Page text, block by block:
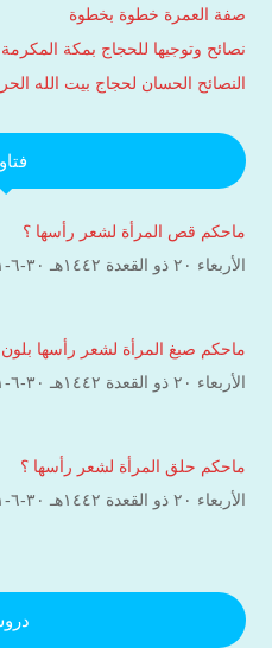
صفة العمرة خطوة بخطوة
نصائح وتوجيها للحجاج بمكة المكرمة
النصائح الحسان لحجاج بيت الله
ماحكم قص المرأة لشعر رأسها ؟
الأربعاء ۲۰ ذو القعدة ۱٤٤۲هـ ۳۰-٦-۲۰۲۱م
ماحكم صبغ المرأة لشعر رأسها بلون
الأربعاء ۲۰ ذو القعدة ۱٤٤۲هـ ۳۰-٦-۲۰۲۱م
ماحكم حلق المرأة لشعر رأسها ؟
الأربعاء ۲۰ ذو القعدة ۱٤٤۲هـ ۳۰-٦-۲۰۲۱م